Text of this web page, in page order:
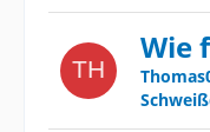
Wie